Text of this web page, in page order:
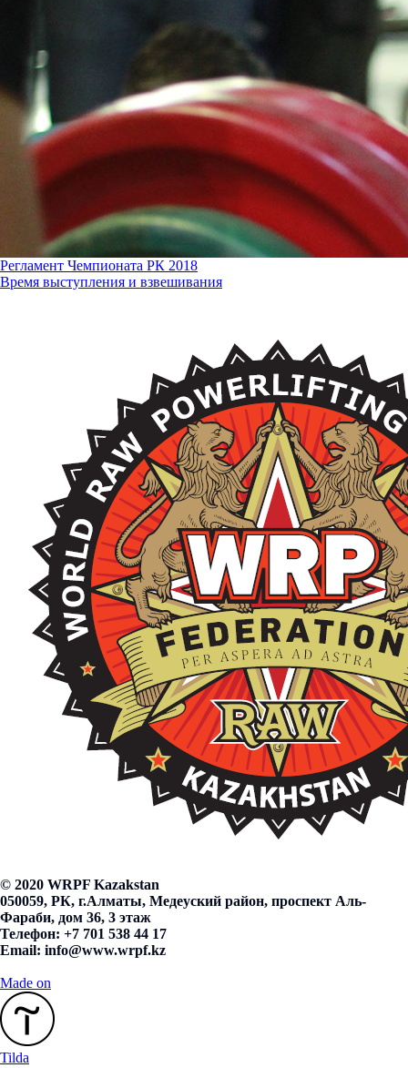
Регламент Чемпионата РК 2018
Время выступления и взвешивания
© 2020 WRPF Kazakstan
050059, РК, г.Алматы, Медеуский район, проспект Аль-
Фараби, дом 36, 3 этаж
Телефон: +7 701 538 44 17
Email: info@www.wrpf.kz
Made on
Tilda